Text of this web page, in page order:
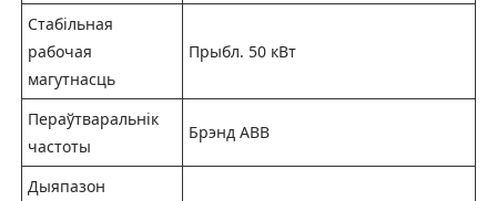
Стабільная
рабочая
магутнасць
Прыбл. 50 кВт
Пераўтваральнік
частоты
Брэнд ABB
Дыяпазон